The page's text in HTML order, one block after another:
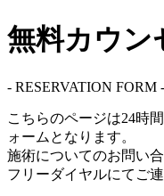
無料カウン
- RESERVATION FORM -
こちらのページは24時
ォームとなります。
施術についてのお問い
フリーダイヤルにてご